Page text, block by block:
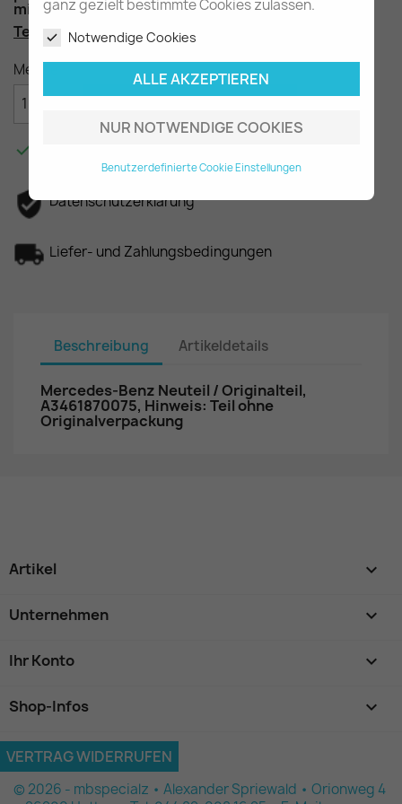
ganz gezielt bestimmte Cookies zulassen.
Notwendige Cookies
ALLE AKZEPTIEREN
NUR NOTWENDIGE COOKIES
Benutzerdefinierte Cookie Einstellungen
mit Motor OM346 & 355
Teilenummer: A3461870075
Menge


Datenschutzerklärung
Liefer- und Zahlungsbedingungen
Beschreibung Artikeldetails
Mercedes-Benz Neuteil / Originalteil,
A3461870075, Hinweis: Teil ohne
Originalverpackung
Artikel 
Unternehmen 
Ihr Konto 
Shop-Infos keyboard_arrow_down
VERTRAG WIDERRUFEN
© 2026 - mbspecialz • Alexander Spriewald • Orionweg 4